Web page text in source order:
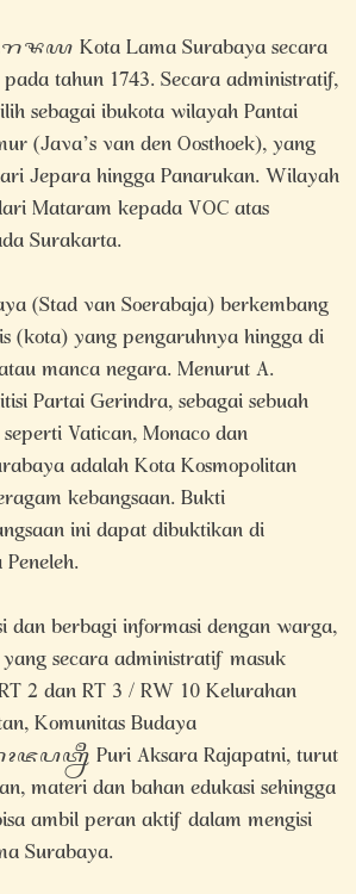
Lama Surabaya secara
tahun 1743. Secara administratif,
sebagai ibukota wilayah Pantai
(Java’s van den Oosthoek), yang
Jepara hingga Panarukan. Wilayah
Mataram kepada VOC atas
Surakarta.
(Stad van Soerabaja) berkembang
(kota) yang pengaruhnya hingga di
manca negara. Menurut A.
Partai Gerindra, sebagai sebuah
Vatican, Monaco dan
adalah Kota Kosmopolitan
kebangsaan. Bukti
ini dapat dibuktikan di
dan berbagi informasi dengan warga,
secara administratif masuk
2 dan RT 3 / RW 10 Kelurahan
Komunitas Budaya
Puri Aksara Rajapatni, turut
materi dan bahan edukasi sehingga
ambil peran aktif dalam mengisi
Surabaya.